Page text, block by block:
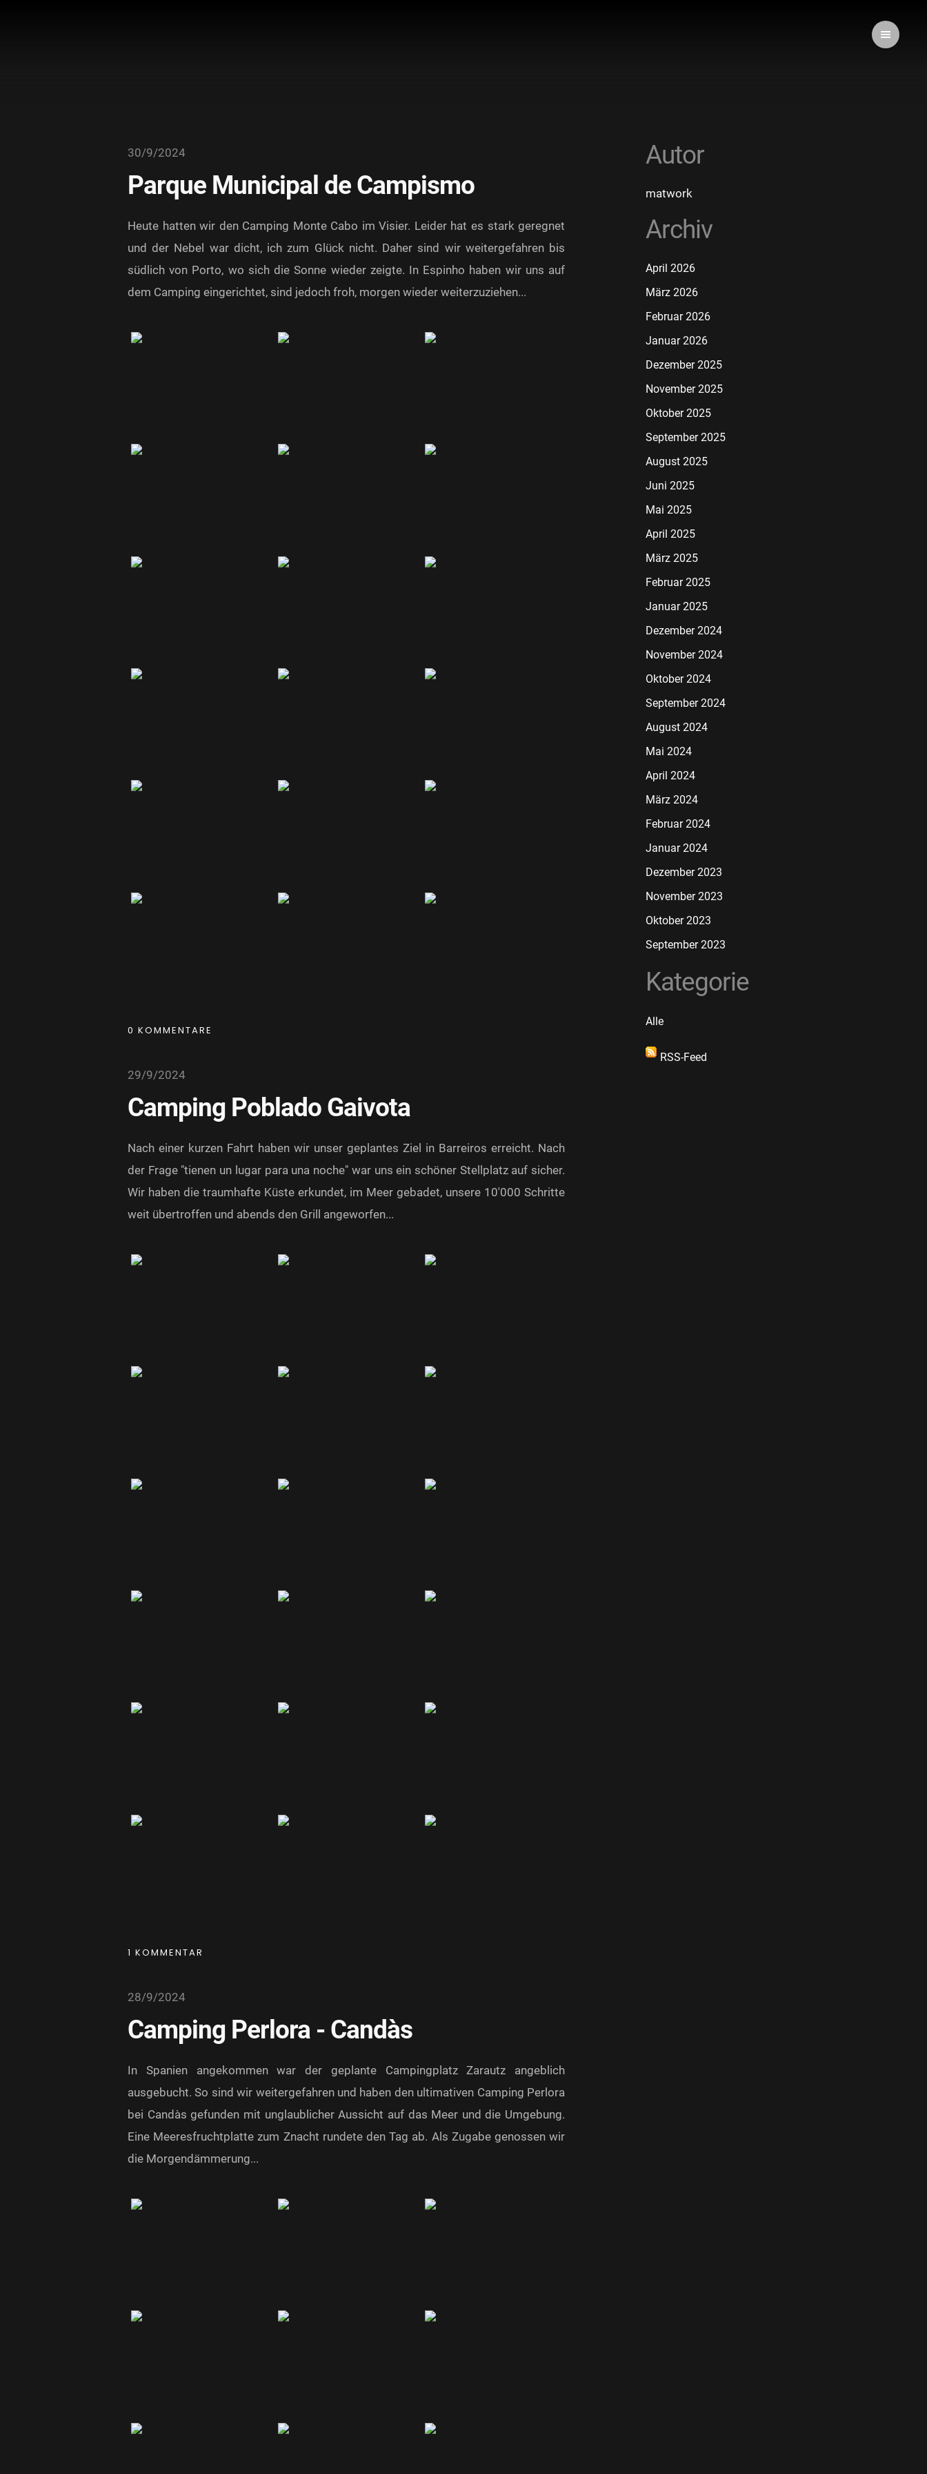
Parque Municipal de Campismo
30/9/2024
Heute hatten wir den Camping Monte Cabo im Visier. Leider hat es stark geregnet
und der Nebel war dicht, ich zum Glück nicht. Daher sind wir weitergefahren bis
südlich von Porto, wo sich die Sonne wieder zeigte. In Espinho haben wir uns auf
dem Camping eingerichtet, sind jedoch froh, morgen wieder weiterzuziehen...
0 KOMMENTARE
Camping Poblado Gaivota
29/9/2024
Nach einer kurzen Fahrt haben wir unser geplantes Ziel in Barreiros erreicht. Nach
der Frage "tienen un lugar para una noche" war uns ein schöner Stellplatz auf sicher.
Wir haben die traumhafte Küste erkundet, im Meer gebadet, unsere 10'000 Schritte
weit übertroffen und abends den Grill angeworfen...
1 KOMMENTAR
Camping Perlora - Candàs
28/9/2024
In Spanien angekommen war der geplante Campingplatz Zarautz angeblich
ausgebucht. So sind wir weitergefahren und haben den ultimativen Camping Perlora
bei Candàs gefunden mit unglaublicher Aussicht auf das Meer und die Umgebung.
Eine Meeresfruchtplatte zum Znacht rundete den Tag ab. Als Zugabe genossen wir
die Morgendämmerung...
Autor
matwork
Archiv
April 2026
März 2026
Februar 2026
Januar 2026
Dezember 2025
November 2025
Oktober 2025
September 2025
August 2025
Juni 2025
Mai 2025
April 2025
März 2025
Februar 2025
Januar 2025
Dezember 2024
November 2024
Oktober 2024
September 2024
August 2024
Mai 2024
April 2024
März 2024
Februar 2024
Januar 2024
Dezember 2023
November 2023
Oktober 2023
September 2023
Kategorie
Alle
RSS-Feed